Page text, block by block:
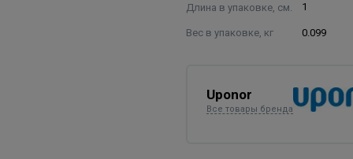
Длина в упаковке, см. 1
Вес в упаковке, кг 0.099
Uponor
Все товары бренда